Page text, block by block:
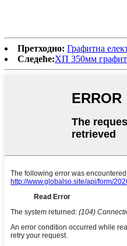
Претходно: Графитна
Следеће:ХП 350мм